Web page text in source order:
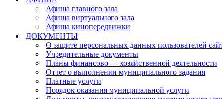
Афиша главного зала
Афиша виртуального зала
Афиша кинопередвижки
ДОКУМЕНТЫ
О защите персональных данных пользователей
Учредительные документы
Планы финансово — хозяйственной деятельности
Отчет о выполнении муниципального задания
Платные услуги
Порядок оказания муниципальной услуги